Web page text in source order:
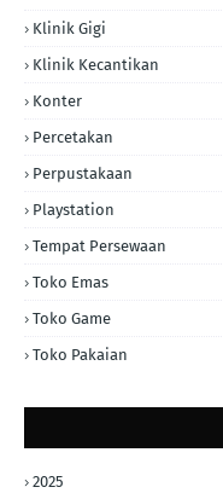
Klinik Gigi
Klinik Kecantikan
Konter
Percetakan
Perpustakaan
Playstation
Tempat Persewaan
Toko Emas
Toko Game
Toko Pakaian
2025